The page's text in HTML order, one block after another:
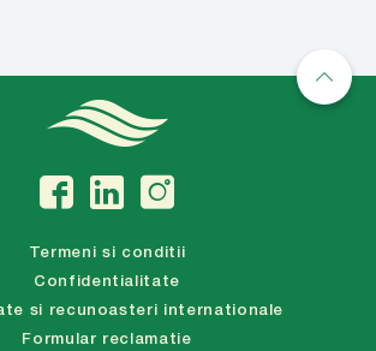
Termeni si conditii
Confidentialitate
si recunoasteri internationale
Formular reclamatie